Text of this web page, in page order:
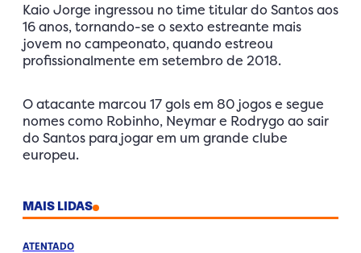
Kaio Jorge ingressou no time titular do Santos aos
16 anos, tornando-se o sexto estreante mais
jovem no campeonato, quando estreou
profissionalmente em setembro de 2018.
O atacante marcou 17 gols em 80 jogos e segue
nomes como Robinho, Neymar e Rodrygo ao sair
do Santos para jogar em um grande clube
europeu.
MAIS LIDAS
ATENTADO